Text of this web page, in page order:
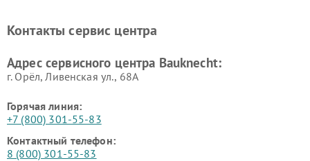
Контакты сервис центра
Адрес сервисного центра Bauknecht:
г. Орёл, Ливенская ул., 68А
Горячая линия:
+7 (800) 301-55-83
Контактный телефон:
8 (800) 301-55-83